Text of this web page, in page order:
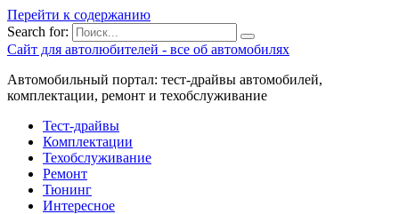
Перейти к содержанию
Search for:
Сайт для автолюбителей - все об автомобилях
Автомобильный портал: тест-драйвы автомобилей,
комплектации, ремонт и техобслуживание
Тест-драйвы
Комплектации
Техобслуживание
Ремонт
Тюнинг
Интересное